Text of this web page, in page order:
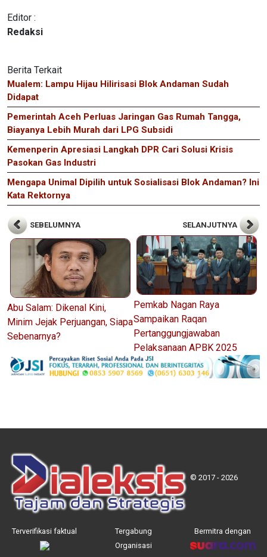
Editor :
Redaksi
Berita Terkait
Mualem: Lampu Hijau Hilirisasi Blok Andaman Sudah
Didapat
Pemerintah Aceh Perluas Jaringan Gas Rumah Tangga,
Biayanya Lebih Murah dari LPG Subsidi
Kemenperin Apresiasi Langkah DPR Cari Solusi Krisis
Pasokan Gas Industri
Mengapa Unimal Dipilih untuk Sosialisasi Blok Andaman? Ini
Kata Rektornya
SEBELUMNYA
Abu Salam: Dikenal Kini,
Minim Jejak Perjuangan, Siapa
Sebenarnya?
SELANJUTNYA
Pemkab Nagan Raya
Sampaikan Raqan
Pertanggungjawaban
Pelaksanaan APBK 2025
© 2017 - 2026
Terverifikasi faktual
Tergabung
Organisasi
Bermitra dengan